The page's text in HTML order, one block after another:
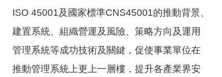
ISO 45001及國家標準CNS45001的推動背景、
建置系統、組織營運及風險、策略方向及運用
管理系統等成功技術及關鍵，促使事業單位在
推動管理系統上更上一層樓，提升各產業界安